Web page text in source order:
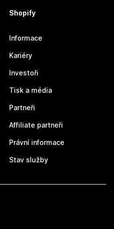
Shopify
Informace
Kariéry
Investoři
Tisk a média
Partneři
Affiliate partneři
Právní informace
Stav služby